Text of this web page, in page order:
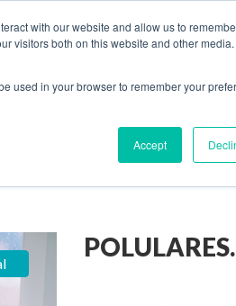
with our website and allow us to
visitors both on this website and other media.
used in your browser to remember your
Accept
POLULARES.